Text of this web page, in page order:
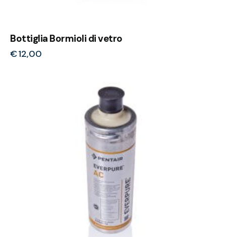
Bottiglia Bormioli di vetro
€12,00